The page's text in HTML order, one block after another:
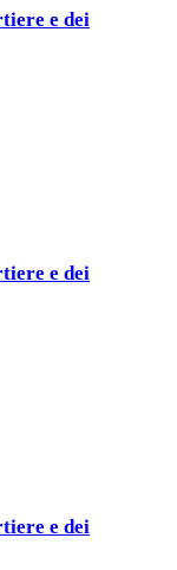
e dei
e dei
e dei